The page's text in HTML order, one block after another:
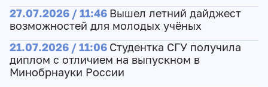
27.07.2026 / 11:46 Вышел летний дайджест
возможностей для молодых учёных
21.07.2026 / 11:06 Студентка СГУ получила
диплом с отличием на выпускном в
Минобрнауки России